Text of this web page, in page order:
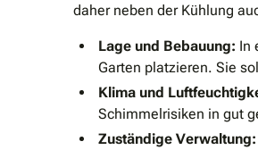
daher neben der Kühlung
Lage und Bebauung: In
Garten platzieren. Sie
Klima und
Schimmelrisiken in gut
Zuständige Verwaltung: